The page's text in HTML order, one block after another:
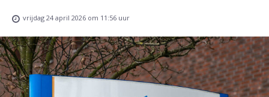
vrijdag 24 april 2026 om 11:56 uur